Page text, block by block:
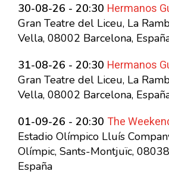
30-08-26 - 20:30 Hermanos
Gran Teatre del Liceu, La
Vella, 08002 Barcelona,
31-08-26 - 20:30 Hermanos
Gran Teatre del Liceu, La
Vella, 08002 Barcelona,
01-09-26 - 20:30 The
Estadio Olímpico Lluís
Olímpic, Sants-Montjuïc,
España